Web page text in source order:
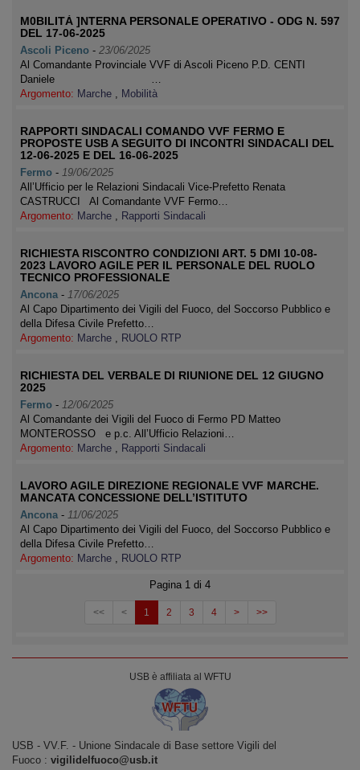
M0BILITÀ ]NTERNA PERSONALE OPERATIVO - ODG N. 597
DEL 17-06-2025
Ascoli Piceno - 23/06/2025
Al Comandante Provinciale VVF di Ascoli Piceno P.D. CENTI
Daniele …
Argomento: Marche , Mobilità
RAPPORTI SINDACALI COMANDO VVF FERMO E
PROPOSTE USB A SEGUITO DI INCONTRI SINDACALI DEL
12-06-2025 E DEL 16-06-2025
Fermo - 19/06/2025
All’Ufficio per le Relazioni Sindacali Vice-Prefetto Renata
CASTRUCCI Al Comandante VVF Fermo…
Argomento: Marche , Rapporti Sindacali
RICHIESTA RISCONTRO CONDIZIONI ART. 5 DMI 10-08-
2023 LAVORO AGILE PER IL PERSONALE DEL RUOLO
TECNICO PROFESSIONALE
Ancona - 17/06/2025
Al Capo Dipartimento dei Vigili del Fuoco, del Soccorso Pubblico e
della Difesa Civile Prefetto…
Argomento: Marche , RUOLO RTP
RICHIESTA DEL VERBALE DI RIUNIONE DEL 12 GIUGNO
2025
Fermo - 12/06/2025
Al Comandante dei Vigili del Fuoco di Fermo PD Matteo
MONTEROSSO e p.c. All’Ufficio Relazioni…
Argomento: Marche , Rapporti Sindacali
LAVORO AGILE DIREZIONE REGIONALE VVF MARCHE.
MANCATA CONCESSIONE DELL’ISTITUTO
Ancona - 11/06/2025
Al Capo Dipartimento dei Vigili del Fuoco, del Soccorso Pubblico e
della Difesa Civile Prefetto…
Argomento: Marche , RUOLO RTP
Pagina 1 di 4
<< < 1 2 3 4 > >>
USB è affiliata al WFTU
USB ‐ VV.F. - Unione Sindacale di Base settore Vigili del
Fuoco : vigilidelfuoco@usb.it